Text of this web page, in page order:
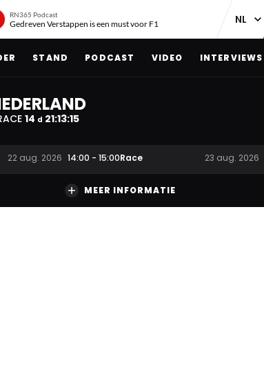
RN365 Podcast
Gedreven Verstappen is een must voor F1
STAND PODCAST VIDEO INTERVIEWS
14 d 21:13:14
22 aug. 2026 14:00 - 15:00Race 23 aug. 2026
MEER INFORMATIE